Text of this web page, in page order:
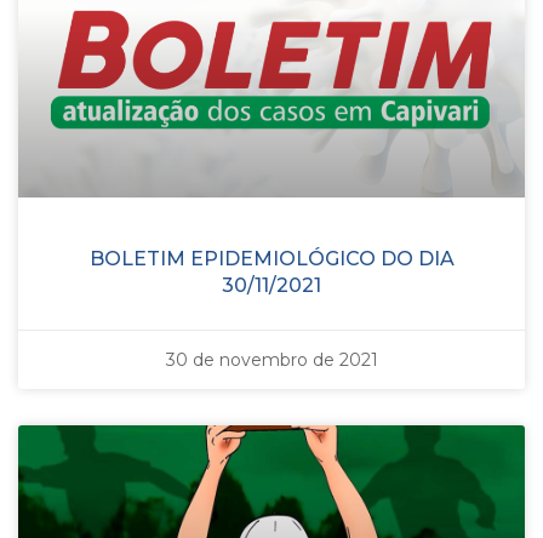
BOLETIM EPIDEMIOLÓGICO DO DIA
30/11/2021
30 de novembro de 2021